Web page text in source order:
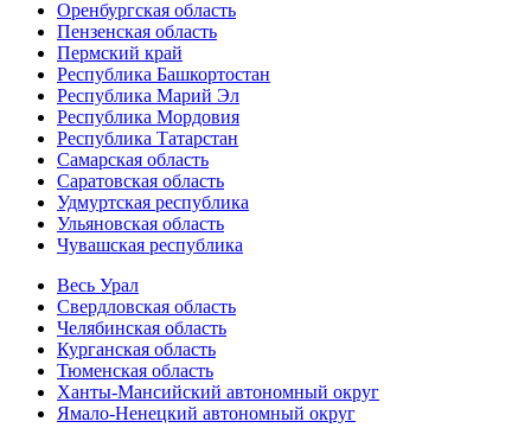
Оренбургская область
Пензенская область
Пермский край
Республика Башкортостан
Республика Марий Эл
Республика Мордовия
Республика Татарстан
Самарская область
Саратовская область
Удмуртская республика
Ульяновская область
Чувашская республика
Весь Урал
Свердловская область
Челябинская область
Курганская область
Тюменская область
Ханты-Мансийский автономный округ
Ямало-Ненецкий автономный округ